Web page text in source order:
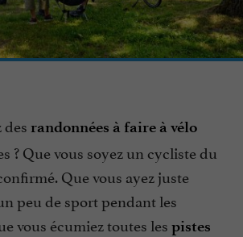
randonnées à faire à vélo
? Que vous soyez un cycliste du
Que vous ayez juste
peu de sport pendant les
vous écumiez toutes les pistes